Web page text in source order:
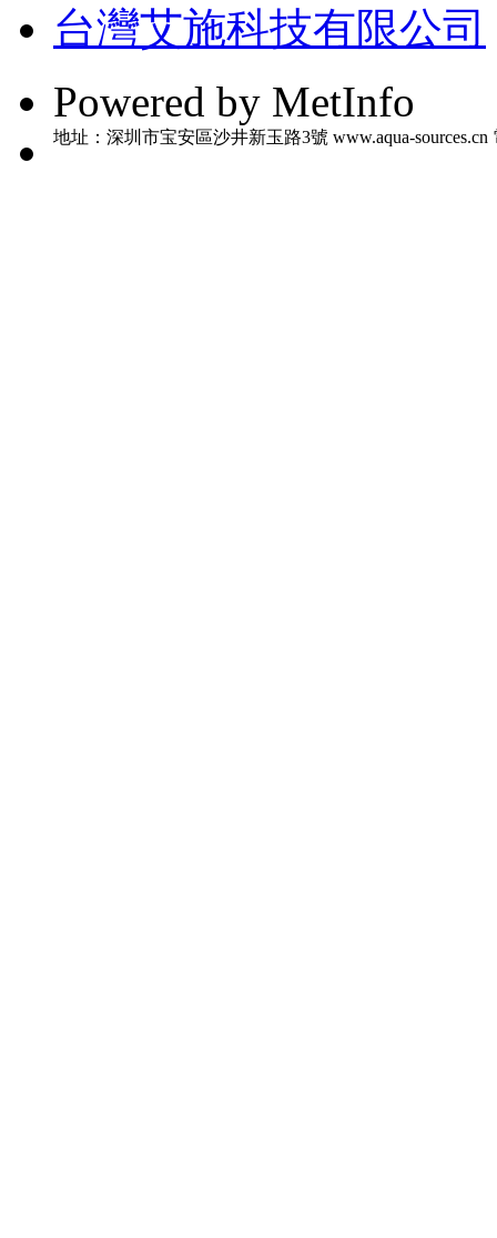
台灣艾施科技有限公司
Powered by MetInfo
地址：深圳市宝安區沙井新玉路3號 www.aqua-